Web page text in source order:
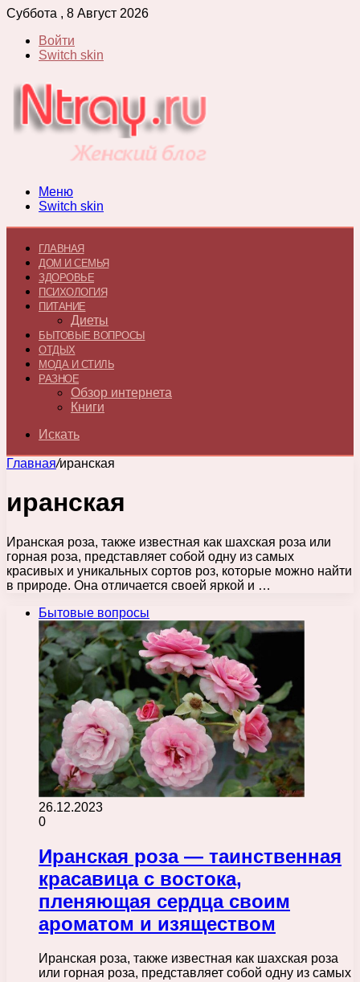
Суббота , 8 Август 2026
Войти
Switch skin
Меню
Switch skin
ГЛАВНАЯ
ДОМ И СЕМЬЯ
ЗДОРОВЬЕ
ПСИХОЛОГИЯ
ПИТАНИЕ
Диеты
БЫТОВЫЕ ВОПРОСЫ
ОТДЫХ
МОДА И СТИЛЬ
РАЗНОЕ
Обзор интернета
Книги
Искать
Главная/иранская
иранская
Иранская роза, также известная как шахская роза или
горная роза, представляет собой одну из самых
красивых и уникальных сортов роз, которые можно найти
в природе. Она отличается своей яркой и …
Бытовые вопросы
26.12.2023
0
Иранская роза — таинственная
красавица с востока,
пленяющая сердца своим
ароматом и изяществом
Иранская роза, также известная как шахская роза
или горная роза, представляет собой одну из самых